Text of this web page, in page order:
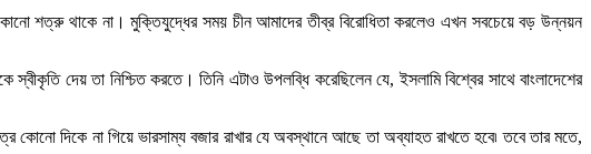
কোনো শত্রু থাকে না। মুক্তিযুদ্ধের সময় চীন আমাদের তীব্র বিরোধিতা করলেও এখন সবচেয়ে বড় উন্নয়ন
দেয় তা নিশ্চিত করতে। তিনি এটাও উপলব্ধি করেছিলেন যে, ইসলামি বিশ্বের সাথে বাংলাদেশের
দিকে না গিয়ে ভারসাম্য বজার রাখার যে অবস্থানে আছে তা অব্যাহত রাখতে হবে৷ তবে তার মতে,